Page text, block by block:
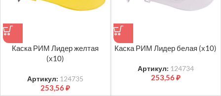
Каска РИМ Лидер желтая
(х10)
Артикул: 124735
253,56₽
Каска РИМ Лидер белая (х10)
Артикул: 124734
253,56₽